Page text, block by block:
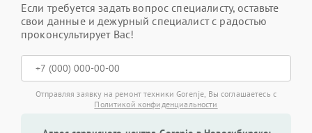
Если требуется задать вопрос специалисту, оставьте
свои данные и дежурный специалист с радостью
проконсультирует Вас!
Отправляя заявку на ремонт техники Gorenje, Вы соглашаетесь с
Политикой конфиденциальности